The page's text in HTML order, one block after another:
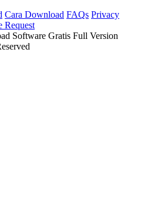
Cara Download FAQs Privacy
Request
Software Gratis Full Version